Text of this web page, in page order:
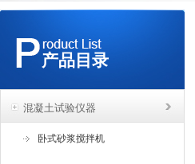
产品目录
混凝土试验仪器
卧式砂浆搅拌机